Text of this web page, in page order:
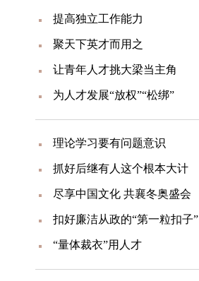
提高独立工作能力
聚天下英才而用之
让青年人才挑大梁当主角
为人才发展“放权”“松绑”
理论学习要有问题意识
抓好后继有人这个根本大计
尽享中国文化 共襄冬奥盛会
扣好廉洁从政的“第一粒扣子”
“量体裁衣”用人才